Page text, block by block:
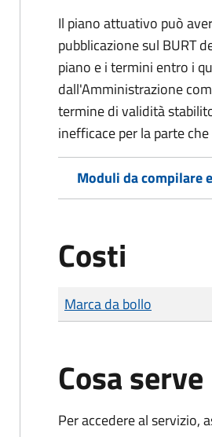
Il piano attuativo può
pubblicazione sul BURT
piano e i termini entro i
dall'Amministrazione
termine di validità
inefficace per la parte
Moduli da compilare
Costi
Tipo di pagamento
Importo
Marca da bollo
Cosa serve
Per accedere al servizio,